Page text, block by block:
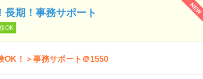
NEW
長期！事務サポート
OK
OK！＞事務サポート＠1550